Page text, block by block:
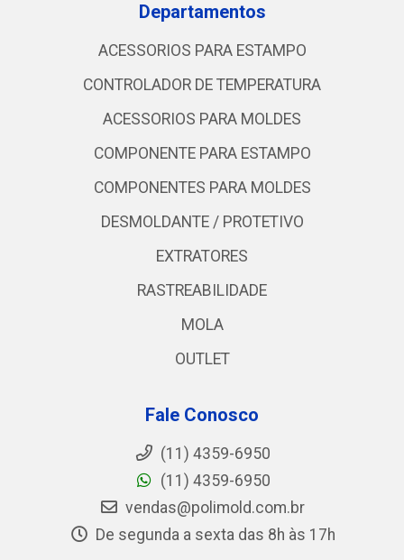
Departamentos
ACESSORIOS PARA ESTAMPO
CONTROLADOR DE TEMPERATURA
ACESSORIOS PARA MOLDES
COMPONENTE PARA ESTAMPO
COMPONENTES PARA MOLDES
DESMOLDANTE / PROTETIVO
EXTRATORES
RASTREABILIDADE
MOLA
OUTLET
Fale Conosco
(11) 4359-6950
(11) 4359-6950
vendas@polimold.com.br
De segunda a sexta das 8h às 17h